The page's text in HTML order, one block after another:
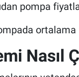
pompa
ortalama
Nasıl